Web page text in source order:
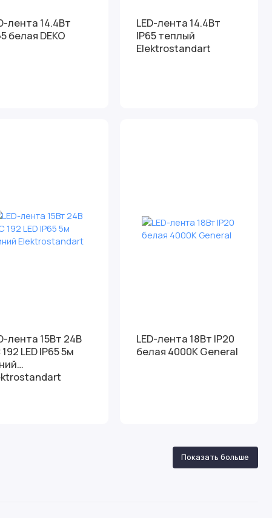
лента 14.4Вт
белая DEKO
LED-лента 14.4Вт
IP65 теплый
Elektrostandart
лента 15Вт 24В
192 LED IP65 5м
LED-лента 18Вт IP20
белая 4000К General
Показать больше